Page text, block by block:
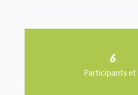
6
Participants et
56 €
par pers.